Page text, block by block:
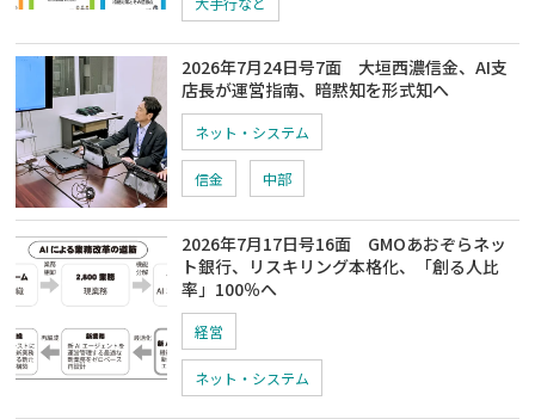
2026年7月24日号7面 大垣西濃信金、AI支
店長が運営指南、暗黙知を形式知へ
ネット・システム
信金 中部
2026年7月17日号16面 GMOあおぞらネッ
ト銀行、リスキリング本格化、「創る人比
率」100％へ
経営
ネット・システム